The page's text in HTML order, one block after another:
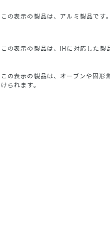
この表示の製品は、アルミ製品です。
この表示の製品は、IHに対応した製
この表示の製品は、オーブンや固形
けられます。